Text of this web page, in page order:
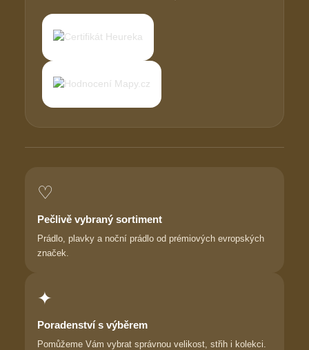
♡
Pečlivě vybraný sortiment
Prádlo, plavky a noční prádlo od prémiových evropských
značek.
✦
Poradenství s výběrem
Pomůžeme Vám vybrat správnou velikost, střih i kolekci.